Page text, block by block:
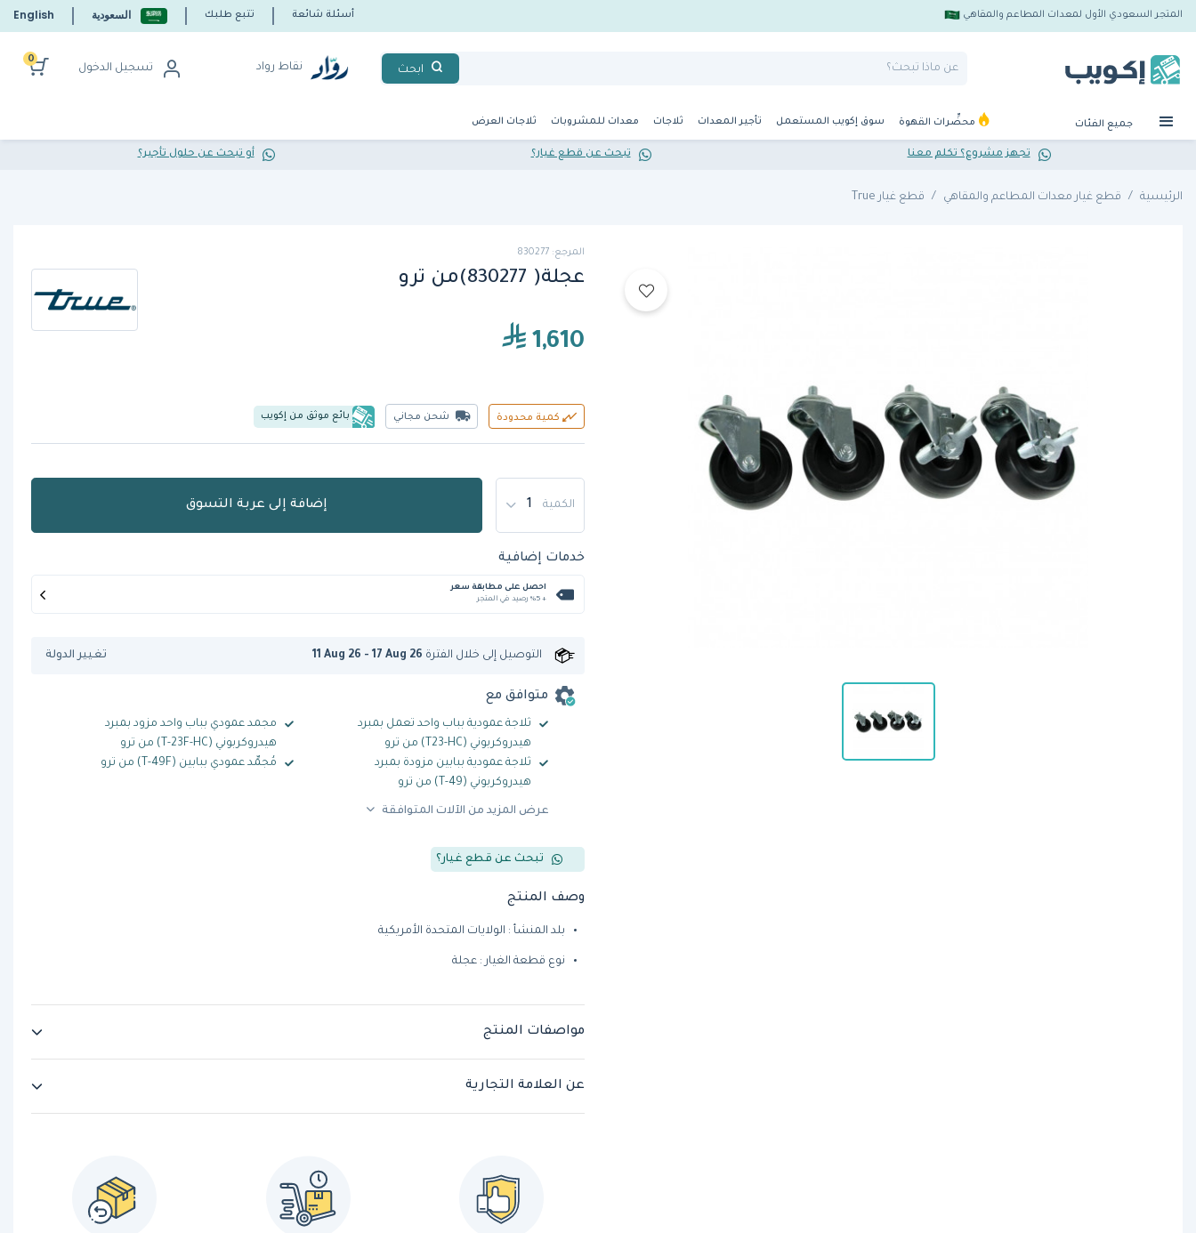
المتجر السعودي الأول لمعدات المطاعم والمقاهي أسئلة شائعة تتبع طلبك السعودية English
ابحث نقاط رواد تسجيل الدخول
0
جميع الفئات محضِّرات القهوة سوق إكويب المستعمل تأجير المعدات ثلاجات معدات للمشروبات ثلاجات العرض
تجهز مشروع؟ تكلم معنا تبحث عن قطع غيار؟ أو تبحث عن حلول تأجير؟
الرئيسية قطع غيار معدات المطاعم والمقاهي قطع غيار True
المرجع: 830277
عجلة( 830277)من ترو
1,610
كمية محدودة شحن مجاني بائع موثق من إكويب
الكمية إضافة إلى عربة التسوق
خدمات إضافية
احصل على مطابقة سعر
+ %5 رصيد في المتجر
التوصيل إلى خلال الفترة 11 Aug 26 - 17 Aug 26 تغيير الدولة
متوافق مع
ثلاجة عمودية بباب واحد تعمل بمبرد
هيدروكربوني (T23-HC) من ترو
مجمد عمودي بباب واحد مزود بمبرد
هيدروكربوني (T-23F-HC) من ترو
ثلاجة عمودية ببابين مزودة بمبرد
هيدروكربوني (T-49) من ترو
مُجمِّد عمودي ببابين (T-49F) من ترو
عرض المزيد من الآلات المتوافقة
تبحث عن قطع غيار؟
وصف المنتج
بلد المنشأ : الولايات المتحدة الأمريكية
نوع قطعة الغيار : عجلة
مواصفات المنتج
عن العلامة التجارية